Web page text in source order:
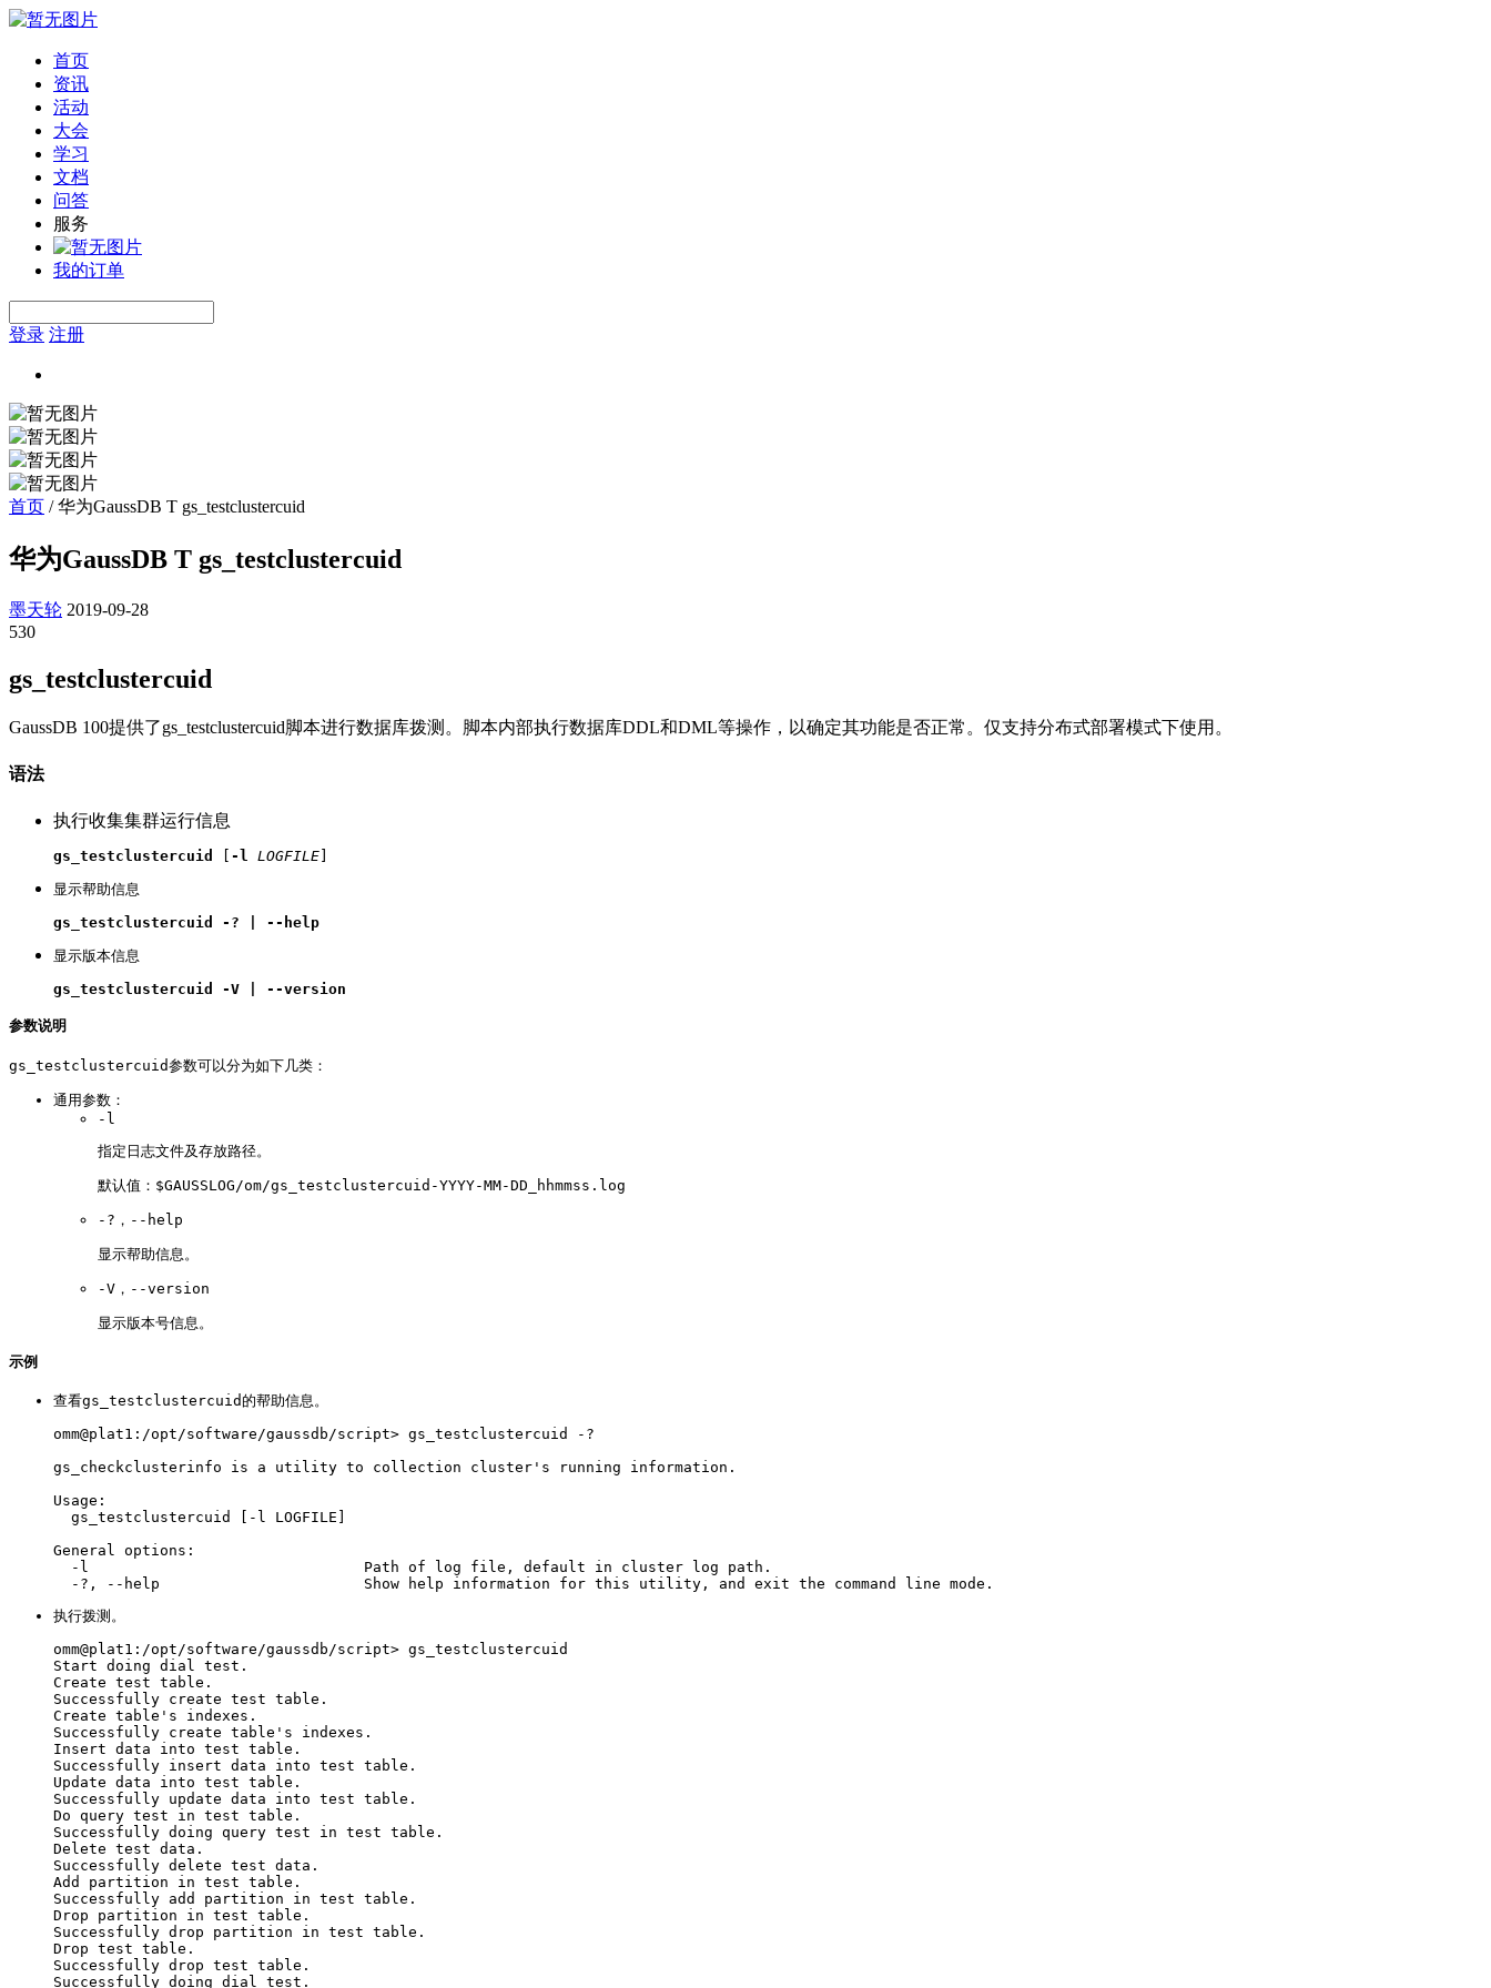
首页
资讯
活动
大会
学习
文档
问答
服务
我的订单
登录 注册
首页 /华为GaussDB T gs_testclustercuid
华为GaussDB T gs_testclustercuid
墨天轮 2019-09-28
530
gs_testclustercuid
GaussDB 100提供了gs_testclustercuid脚本进行数据库拨测。脚本内部执行数据库DDL和DML等操作，以确定其功能是否正常。 仅支持分布式部署模式下使用 。
语法
执行收集集群运行信息
gs_testclustercuid -l LOGFILE
显示帮助信息
gs_testclustercuid -? | --help
显示版本信息
gs_testclustercuid -V | --version
参数说明
gs_testclustercuid参数可以分为如下几类：
通用参数：
-l
指定日志文件及存放路径。
默认值：$GAUSSLOG/om/gs_testclustercuid-YYYY-MM-DD_hhmmss.log
-?，--help
显示帮助信息。
-V，--version
显示版本号信息。
示例
查看gs_testclustercuid的帮助信息。
omm@plat1:/opt/software/gaussdb/script> gs_testclustercuid -?
gs_checkclusterinfo is a utility to collection cluster's running information.
Usage:
  gs_testclustercuid [-l LOGFILE]
General options:
  -l                               Path of log file, default in cluster log path.
执行拨测。
omm@plat1:/opt/software/gaussdb/script> gs_testclustercuid
Start doing dial test.
Create test table.
Successfully create test table.
Create table's indexes.
Successfully create table's indexes.
Insert data into test table.
Successfully insert data into test table.
Update data into test table.
Successfully update data into test table.
Do query test in test table.
Successfully doing query test in test table.
Delete test data.
Successfully delete test data.
Add partition in test table.
Successfully add partition in test table.
Drop partition in test table.
Successfully drop partition in test table.
Drop test table.
Successfully drop test table.
Successfully doing dial test.